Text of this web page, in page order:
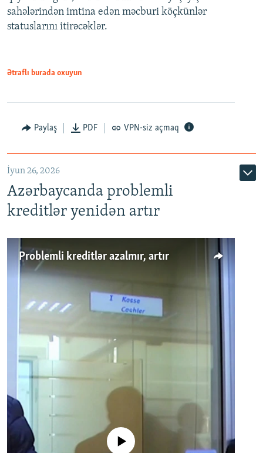
Auto 240p 360p 480p
720p 1080p
720p
sahələrindən imtina edən məcburi köçkünlər
statuslarını itirəcəklər.
Ətraflı burada oxuyun
Paylaş PDF VPN-siz açmaq
İyun 26, 2026
Azərbaycanda problemli
kreditlər yenidən artır
Problemli kreditlər azalmır, artır
No media source currently available